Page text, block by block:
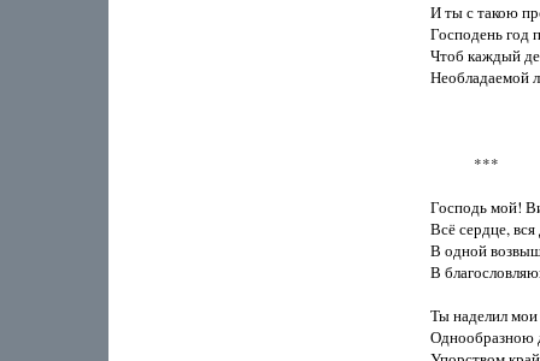
И ты с такою
Господень год
Чтоб каждый
Необладаемой
            ***
Господь мой!
Всё сердце,
В одной
В
Ты наделил мои
Однообразною